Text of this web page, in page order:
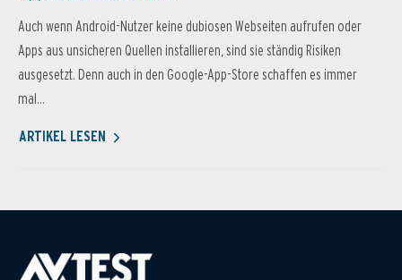
Auch wenn Android-Nutzer keine dubiosen Webseiten aufrufen oder
Apps aus unsicheren Quellen installieren, sind sie ständig Risiken
ausgesetzt. Denn auch in den Google-App-Store schaffen es immer
mal...
ARTIKEL LESEN